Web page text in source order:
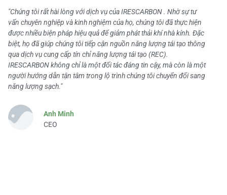
"Chúng tôi rất hài lòng với dịch vụ của IRESCARBON . Nhờ sự tư
vấn chuyên nghiệp và kinh nghiệm của họ, chúng tôi đã thực hiện
được nhiều biện pháp hiệu quả để giảm phát thải khí nhà kính. Đặc
biệt, họ đã giúp chúng tôi tiếp cận nguồn năng lượng tái tạo thông
qua dịch vụ cung cấp tín chỉ năng lượng tái tạo (REC).
IRESCARBON không chỉ là một đối tác đáng tin cậy, mà còn là một
người hướng dẫn tận tâm trong lộ trình chúng tôi chuyển đổi sang
năng lượng sạch."
Anh Minh
CEO